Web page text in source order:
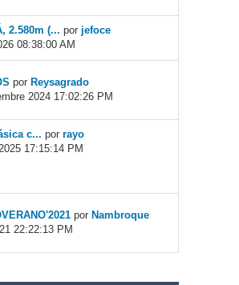
2.580m (... por jefoce
08:38:00 AM
por Reysagrado
2024 17:02:26 PM
c... porrayo
17:15:14 PM
por Nambroque
22:22:13 PM